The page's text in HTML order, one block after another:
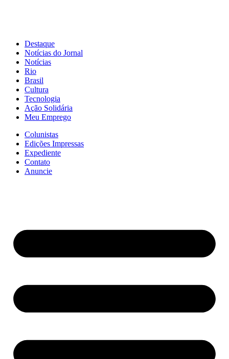
Destaque
Notícias do Jornal
Notícias
Rio
Brasil
Cultura
Tecnologia
Ação Solidária
Meu Emprego
Colunistas
Edições Impressas
Expediente
Contato
Anuncie